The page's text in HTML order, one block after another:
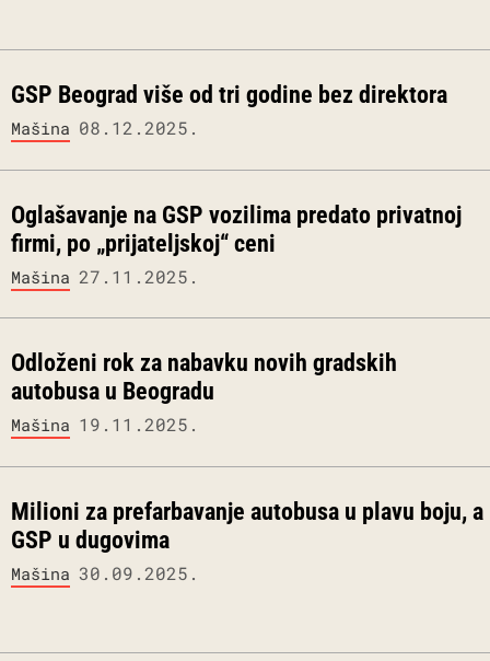
GSP Beograd više od tri godine bez direktora
Mašina 08.12.2025.
Oglašavanje na GSP vozilima predato privatnoj
firmi, po „prijateljskoj“ ceni
Mašina 27.11.2025.
Odloženi rok za nabavku novih gradskih
autobusa u Beogradu
Mašina 19.11.2025.
Milioni za prefarbavanje autobusa u plavu boju, a
GSP u dugovima
Mašina 30.09.2025.